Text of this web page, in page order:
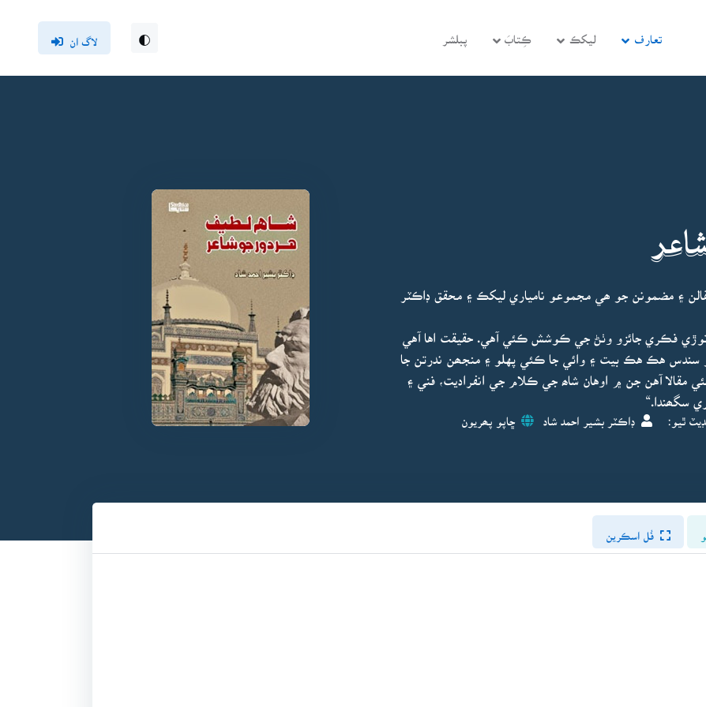
تعارف ليکڪ ڪِتابَ پبلشر لاگ ان
۽ مضمونن جو ھي مجموعو نامياري ليکڪ ۽ محقق ڊاڪٽر
فڪري جائزو وٺڻ جي ڪوشش ڪئي آهي. حقيقت اها آهي
سندس هڪ هڪ بيت ۽ وائي جا ڪئي پهلو ۽ منجھن ندرتن جا
مقالا آهن جن ۾ اوهان شاھ جي ڪلام جي انفراديت، فني ۽
سگھندا.“
ٿيو: ڊاڪٽر بشير احمد شاد ڇاپو پھريون
فُل اسڪرين